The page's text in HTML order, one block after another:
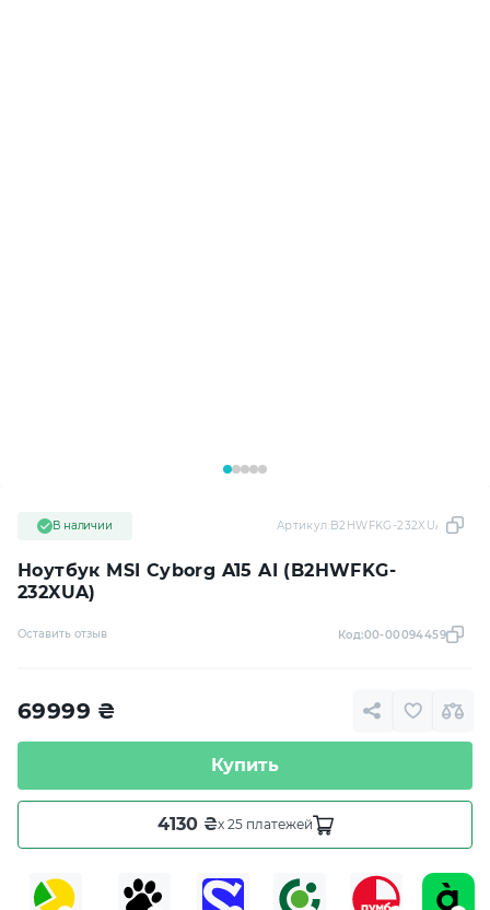
Ноутбук MSI Cyborg A15 AI (B2HWFKG-
232XUA)
В наличии Артикул:B2HWFKG-232XUA
Оставить отзыв Код:00-00094459
69999 ₴
Купить
4130 ₴x 25 платежей